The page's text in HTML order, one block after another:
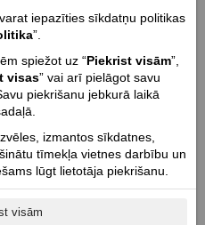
skaits:
min.:
gājiens mm:
iepazīties sīkdatņu politikas
”.
spiežot uz “Piekrist visām”,
visas” vai arī pielāgot savu
piekrišanu jebkurā laikā
izmantos sīkdatnes,
tīmekļa vietnes darbību un
lūgt lietotāja piekrišanu.
visām